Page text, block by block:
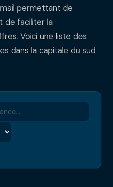
permettant de
de faciliter la
Voici une liste des
dans la capitale du sud